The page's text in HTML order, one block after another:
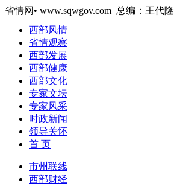
省情网• www.sqwgov.com 总编：王代隆
西部风情
省情观察
西部发展
西部健康
西部文化
专家文坛
专家风采
时政新闻
领导关怀
首 页
市州联线
西部财经